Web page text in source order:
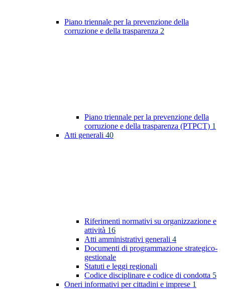
Piano triennale per la prevenzione della
corruzione e della trasparenza 2
Piano triennale per la prevenzione della
corruzione e della trasparenza (PTPCT) 1
Atti generali 40
Riferimenti normativi su organizzazione e
attività 16
Atti amministrativi generali 4
Documenti di programmazione strategico-
gestionale
Statuti e leggi regionali
Codice disciplinare e codice di condotta 5
Oneri informativi per cittadini e imprese 1